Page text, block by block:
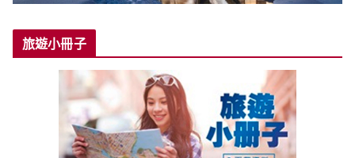
旅遊小冊子